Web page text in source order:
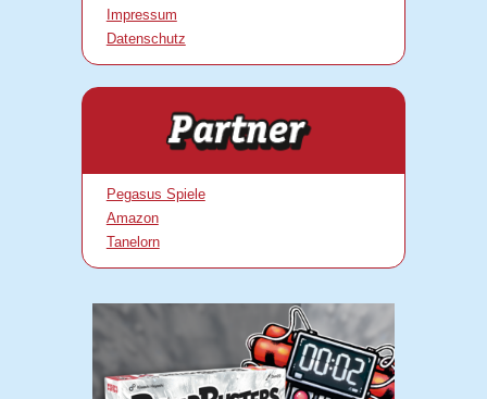
Impressum
Datenschutz
Pegasus Spiele
Amazon
Tanelorn